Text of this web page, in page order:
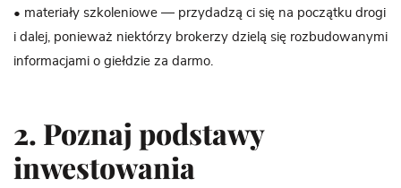
• materiały szkoleniowe — przydadzą ci się na początku drogi
i dalej, ponieważ niektórzy brokerzy dzielą się rozbudowanymi
informacjami o giełdzie za darmo.
2. Poznaj podstawy
inwestowania